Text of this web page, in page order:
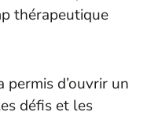
thérapeutique
d’ouvrir un
défis et les